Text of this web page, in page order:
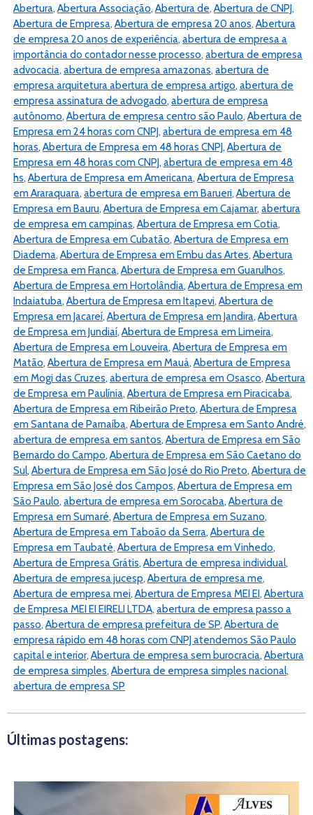
Abertura,Abertura Associação,Abertura de,Abertura de CNPJ,
Abertura de Empresa,Abertura de empresa 20 anos,Abertura
de empresa 20 anos de experiência, abertura de empresa a
importância do contador nesse processo, abertura de empresa
advocacia, abertura de empresa amazonas, abertura de
empresa arquitetura abertura de empresa artigo, abertura de
empresa assinatura de advogado, abertura de empresa
autônomo,Abertura de empresa centro são Paulo,Abertura de
Empresa em 24 horas com CNPJ, abertura de empresa em 48
horas,Abertura de Empresa em 48 horas CNPJ,Abertura de
Empresa em 48 horas com CNPJ, abertura de empresa em 48
hs,Abertura de Empresa em Americana,Abertura de Empresa
em Araraquara, abertura de empresa em Barueri,Abertura de
Empresa em Bauru,Abertura de Empresa em Cajamar, abertura
de empresa em campinas,Abertura de Empresa em Cotia,
Abertura de Empresa em Cubatão,Abertura de Empresa em
Diadema,Abertura de Empresa em Embu das Artes,Abertura
de Empresa em Franca,Abertura de Empresa em Guarulhos,
Abertura de Empresa em Hortolândia,Abertura de Empresa em
Indaiatuba,Abertura de Empresa em Itapevi,Abertura de
Empresa em Jacareí,Abertura de Empresa em Jandira,Abertura
de Empresa em Jundiaí,Abertura de Empresa em Limeira,
Abertura de Empresa em Louveira,Abertura de Empresa em
Matão,Abertura de Empresa em Mauá,Abertura de Empresa
em Mogi das Cruzes, abertura de empresa em Osasco,Abertura
de Empresa em Paulínia,Abertura de Empresa em Piracicaba,
Abertura de Empresa em Ribeirão Preto,Abertura de Empresa
em Santana de Parnaíba,Abertura de Empresa em Santo André,
abertura de empresa em santos,Abertura de Empresa em São
Bernardo do Campo,Abertura de Empresa em São Caetano do
Sul,Abertura de Empresa em São José do Rio Preto,Abertura de
Empresa em São José dos Campos,Abertura de Empresa em
São Paulo, abertura de empresa em Sorocaba,Abertura de
Empresa em Sumaré,Abertura de Empresa em Suzano,
Abertura de Empresa em Taboão da Serra,Abertura de
Empresa em Taubaté,Abertura de Empresa em Vinhedo,
Abertura de Empresa Grátis,Abertura de empresa individual,
Abertura de empresa jucesp,Abertura de empresa me,
Abertura de empresa mei,Abertura de Empresa MEI EI,Abertura
de Empresa MEI EI EIRELI LTDA, abertura de empresa passo a
passo,Abertura de empresa prefeitura de SP,Abertura de
empresa rápido em 48 horas com CNPJ atendemos São Paulo
capital e interior,Abertura de empresa sem burocracia,Abertura
de empresa simples,Abertura de empresa simples nacional,
abertura de empresa SP
Últimas postagens: